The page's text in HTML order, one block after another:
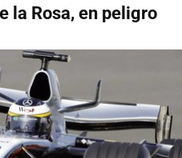
la Rosa, en peligro